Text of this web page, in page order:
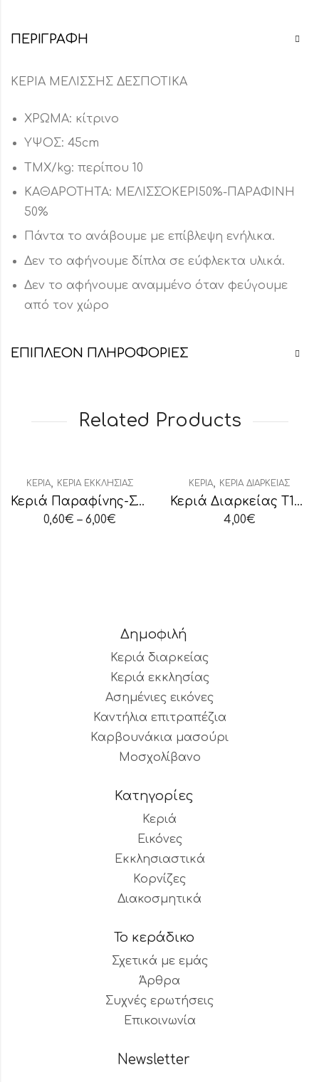
ΠΕΡΙΓΡΑΦΉ
ΚΕΡΙΑ ΜΕΛΙΣΣΗΣ ΔΕΣΠΟΤΙΚΑ
ΧΡΩΜΑ: κίτρινο
ΥΨΟΣ: 45cm
ΤΜΧ/kg: περίπου 10
ΚΑΘΑΡΟΤΗΤΑ: ΜΕΛΙΣΣΟΚΕΡΙ50%-ΠΑΡΑΦΙΝΗ
50%
Πάντα το ανάβουμε με επίβλεψη ενήλικα.
Δεν το αφήνουμε δίπλα σε εύφλεκτα υλικά.
Δεν το αφήνουμε αναμμένο όταν φεύγουμε
από τον χώρο
ΕΠΙΠΛΈΟΝ ΠΛΗΡΟΦΟΡΊΕΣ
Related Products
ΚΕΡΙΆ, ΚΕΡΙΆ ΕΚΚΛΗΣΊΑΣ
Κεριά Παραφίνης-Στεατίνης Νο2
0,60€ – 6,00€
ΚΕΡΙΆ, ΚΕΡΙΆ ΔΙΑΡΚΕΊΑΣ
Κεριά Διαρκείας Τ100 Κόκκινο 8 Ημερών
4,00€
Δημοφιλή
Κεριά διαρκείας
Κεριά εκκλησίας
Ασημένιες εικόνες
Καντήλια επιτραπέζια
Καρβουνάκια μασούρι
Μοσχολίβανο
Κατηγορίες
Κεριά
Εικόνες
Εκκλησιαστικά
Κορνίζες
Διακοσμητικά
Το κεράδικο
Σχετικά με εμάς
Άρθρα
Συχνές ερωτήσεις
Επικοινωνία
Newsletter